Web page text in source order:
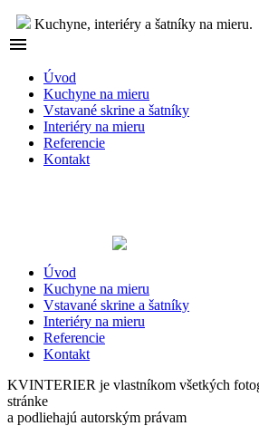
Kuchyne, interiéry a šatníky na mieru.

Úvod
Kuchyne na mieru
Vstavané skrine a šatníky
Interiéry na mieru
Referencie
Kontakt
Úvod
Kuchyne na mieru
Vstavané skrine a šatníky
Interiéry na mieru
Referencie
Kontakt
KVINTERIER je vlastníkom všetkých
stránke
a podliehajú autorským právam